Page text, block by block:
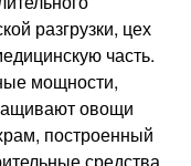
разгрузки, цех
часть.
мощности,
овощи
построенный
средства